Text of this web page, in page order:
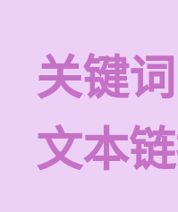
关键词
文本链